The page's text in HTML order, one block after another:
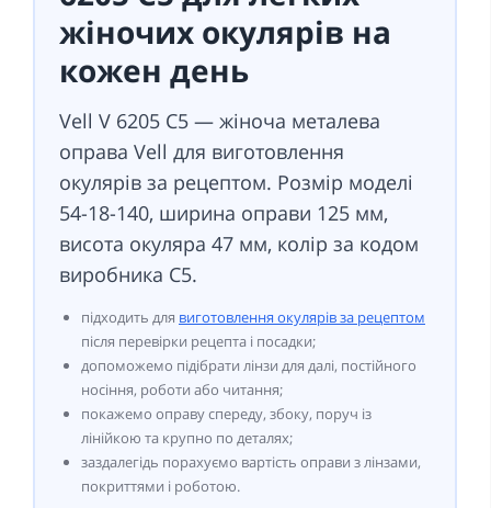
жіночих окулярів на
кожен день
Vell V 6205 C5 — жіноча металева
оправа Vell для виготовлення
окулярів за рецептом. Розмір моделі
54-18-140, ширина оправи 125 мм,
висота окуляра 47 мм, колір за кодом
виробника C5.
підходить для виготовлення окулярів за рецептом
після перевірки рецепта і посадки;
допоможемо підібрати лінзи для далі, постійного
носіння, роботи або читання;
покажемо оправу спереду, збоку, поруч із
лінійкою та крупно по деталях;
заздалегідь порахуємо вартість оправи з лінзами,
покриттями і роботою.